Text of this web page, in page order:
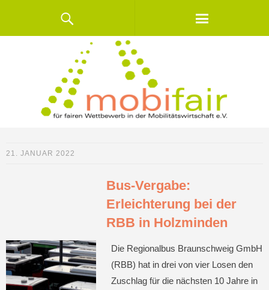
21. JANUAR 2022
Bus-Vergabe:
Erleichterung bei der
RBB in Holzminden
Die Regionalbus Braunschweig GmbH
(RBB) hat in drei von vier Losen den
Zuschlag für die nächsten 10 Jahre in